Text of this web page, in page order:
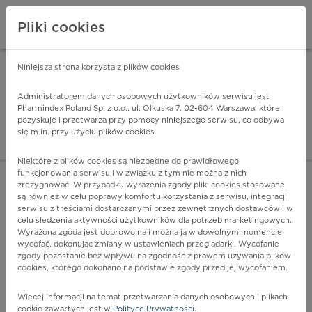
Pharmindex - lider
ZALOGUJ SIĘ
B20.0 - Choroba wywołana przez HIV, której skutkiem jest
zakażenie wywołane przez mykobakterie
Więcej na lekiicd10.pl
Pliki cookies
Niniejsza strona korzysta z plików cookies
Administratorem danych osobowych użytkowników serwisu jest
Pharmindex Poland Sp. z o.o., ul. Olkuska 7, 02-604 Warszawa, które
pozyskuje i przetwarza przy pomocy niniejszego serwisu, co odbywa
się m.in. przy użyciu plików cookies.
Niektóre z plików cookies są niezbędne do prawidłowego
funkcjonowania serwisu i w związku z tym nie można z nich
zrezygnować. W przypadku wyrażenia zgody pliki cookies stosowane
są również w celu poprawy komfortu korzystania z serwisu, integracji
serwisu z treściami dostarczanymi przez zewnętrznych dostawców i w
celu śledzenia aktywności użytkowników dla potrzeb marketingowych.
Wyrażona zgoda jest dobrowolna i można ją w dowolnym momencie
wycofać, dokonując zmiany w ustawieniach przeglądarki. Wycofanie
zgody pozostanie bez wpływu na zgodność z prawem używania plików
cookies, którego dokonano na podstawie zgody przed jej wycofaniem.
Więcej informacji na temat przetwarzania danych osobowych i plikach
cookie zawartych jest w Polityce Prywatności.
ZA DARMO - w Google Play INSTALUJ